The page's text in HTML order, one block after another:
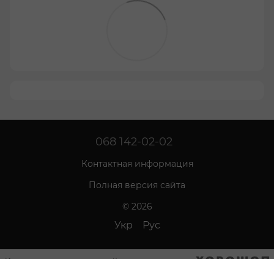
068 142-02-02
Контактная информация
Полная версия сайта
© 2026
Укр Рус